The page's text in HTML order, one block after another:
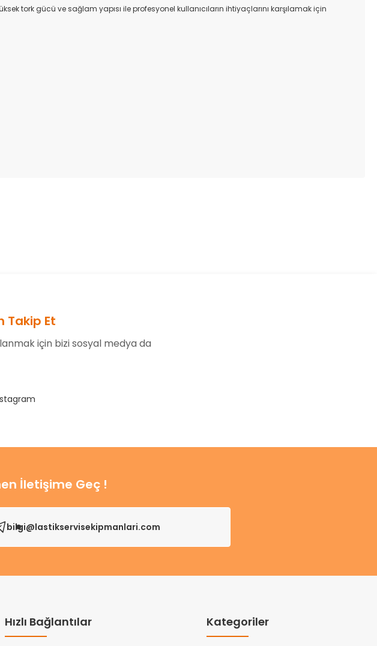
tork gücü ve sağlam yapısı ile profesyonel kullanıcıların ihtiyaçlarını karşılamak için
Takip Et
için bizi sosyal medya da
İletişime Geç !
bilgi@lastikservisekipmanlari.com
Hızlı Bağlantılar Kategoriler